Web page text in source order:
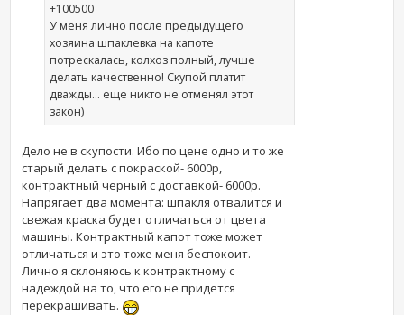
+100500
У меня лично после предыдущего
хозяина шпаклевка на капоте
потрескалась, колхоз полный, лучше
делать качественно! Скупой платит
дважды... еще никто не отменял этот
закон)
Дело не в скупости. Ибо по цене одно и то же
старый делать с покраской- 6000р,
контрактный черный с доставкой- 6000р.
Напрягает два момента: шпакля отвалится и
свежая краска будет отличаться от цвета
машины. Контрактный капот тоже может
отличаться и это тоже меня беспокоит.
Лично я склоняюсь к контрактному с
надеждой на то, что его не придется
перекрашивать.